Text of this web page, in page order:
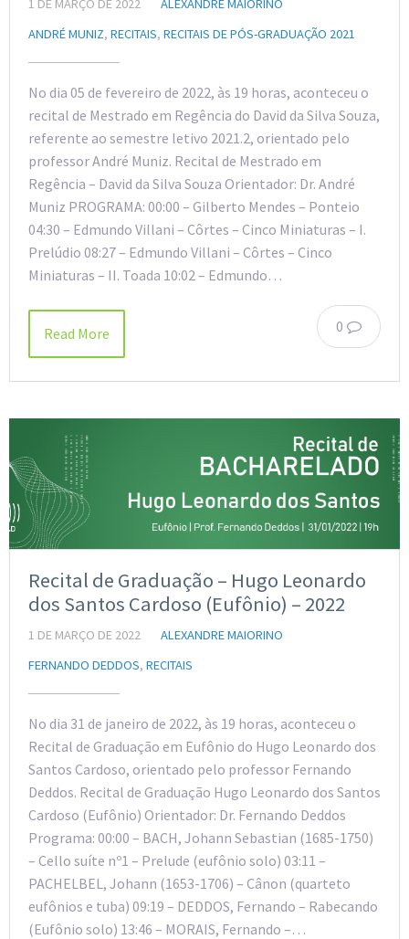
1 DE MARÇO DE 2022
ALEXANDRE MAIORINO
ANDRÉ MUNIZ, RECITAIS, RECITAIS DE PÓS-GRADUAÇÃO 2021
No dia 05 de fevereiro de 2022, às 19 horas, aconteceu o
recital de Mestrado em Regência do David da Silva Souza,
referente ao semestre letivo 2021.2, orientado pelo
professor André Muniz. Recital de Mestrado em
Regência – David da Silva Souza Orientador: Dr. André
Muniz PROGRAMA: 00:00 – Gilberto Mendes – Ponteio
04:30 – Edmundo Villani – Côrtes – Cinco Miniaturas – I.
Prelúdio 08:27 – Edmundo Villani – Côrtes – Cinco
Miniaturas – II. Toada 10:02 – Edmundo…
0
Read More
Recital de Graduação – Hugo Leonardo
dos Santos Cardoso (Eufônio) – 2022
1 DE MARÇO DE 2022
ALEXANDRE MAIORINO
FERNANDO DEDDOS, RECITAIS
No dia 31 de janeiro de 2022, às 19 horas, aconteceu o
Recital de Graduação em Eufônio do Hugo Leonardo dos
Santos Cardoso, orientado pelo professor Fernando
Deddos. Recital de Graduação Hugo Leonardo dos Santos
Cardoso (Eufônio) Orientador: Dr. Fernando Deddos
Programa: 00:00 – BACH, Johann Sebastian (1685-1750)
– Cello suíte nº1 – Prelude (eufônio solo) 03:11 –
PACHELBEL, Johann (1653-1706) – Cânon (quarteto
eufônios e tuba) 09:19 – DEDDOS, Fernando – Rabecando
(Eufônio solo) 13:46 – MORAIS, Fernando –…